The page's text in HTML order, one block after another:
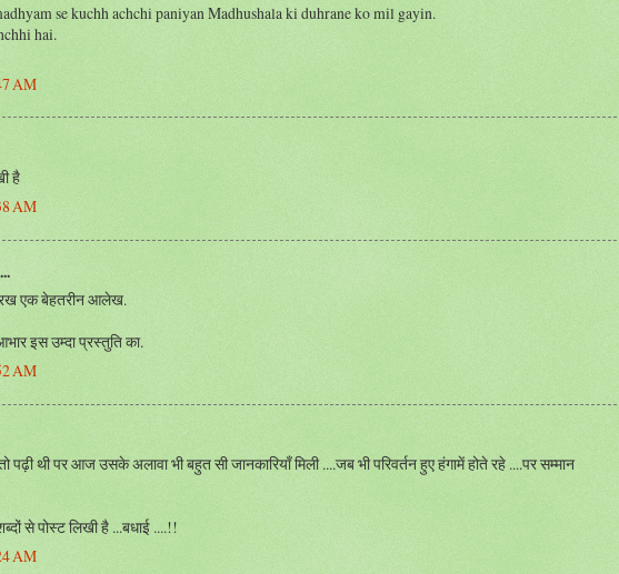
se kuchh achchi paniyan Madhushala ki duhrane ko mil gayin.
hai.
AM
है
AM
रख एक बेहतरीन आलेख.
इस उम्दा प्रस्तुति का.
AM
पढ़ी थी पर आज उसके अलावा भी बहुत सी जानकारियाँ मिली ....जब भी परिवर्तन हुए हंगामें होते रहे ....पर सम्मान
से पोस्ट लिखी है ...बधाई ....!!
AM